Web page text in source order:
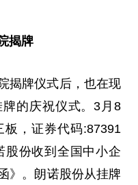
揭牌
揭牌仪式后，也在现
的庆祝仪式。3月8
，证券代码:87391
股份收到全国中小企
》。朗诺股份从挂牌